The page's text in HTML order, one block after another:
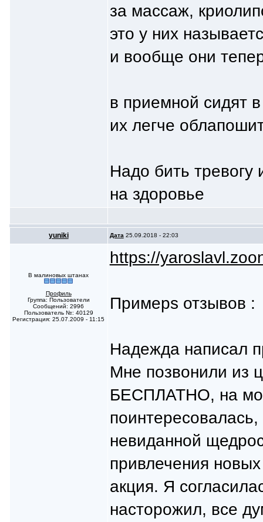
за массаж,
это у них
и вообще они
в приемной сидят
их легче
Надо бить тревогу
на здоровье
yuniki Дата 25.09.2018 - 22:03
В малиновых штанах
Профиль
Группа: Пользователи
Сообщений: 2996
Пользователь №: 40129
Регистрация: 25.07.2009 - 11:15
https://
Примерs отзывов :
Надежда написал
Мне позвонили из
БЕСПЛАТНО, на
поинтересовалась,
невиданной
привлечения
акция. Я
насторожил, все